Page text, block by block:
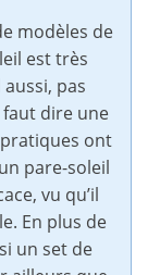
modèles de
est très
pas
faut dire une
ont
pare-soleil
vu qu’il
En plus de
un set de